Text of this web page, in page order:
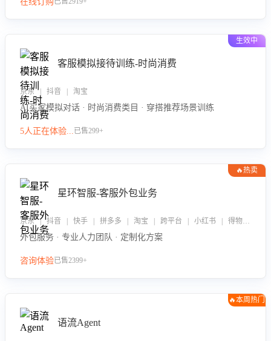
生效中
客服模拟接待训练-时尚消费
京东 | 抖音 | 淘宝
AI买家模拟对话 · 时尚消费类目 · 穿搭推荐场景训练
5人正在体验...已售299+
🔥热卖
星环智服-客服外包业务
京东 | 抖音 | 快手 | 拼多多 | 淘宝 | 跨平台 | 小红书 | 得物 | 企业微信
外包服务 · 专业人力团队 · 定制化方案
咨询体验已售2399+
🔥本周热门
语流Agent